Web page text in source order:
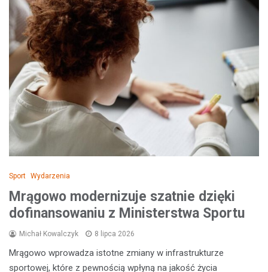
Sport Wydarzenia
Mrągowo modernizuje szatnie dzięki
dofinansowaniu z Ministerstwa Sportu
Michał Kowalczyk 8 lipca 2026
Mrągowo wprowadza istotne zmiany w infrastrukturze
sportowej, które z pewnością wpłyną na jakość życia